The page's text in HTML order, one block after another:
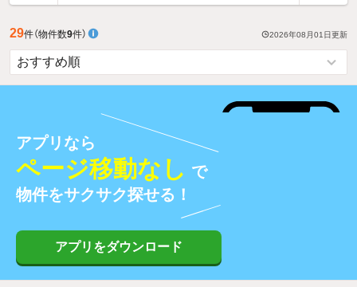
29件（物件数9件） 2026年08月01日更新
アプリなら
ページ移動なし で
物件をサクサク探せる！
アプリをダウンロード